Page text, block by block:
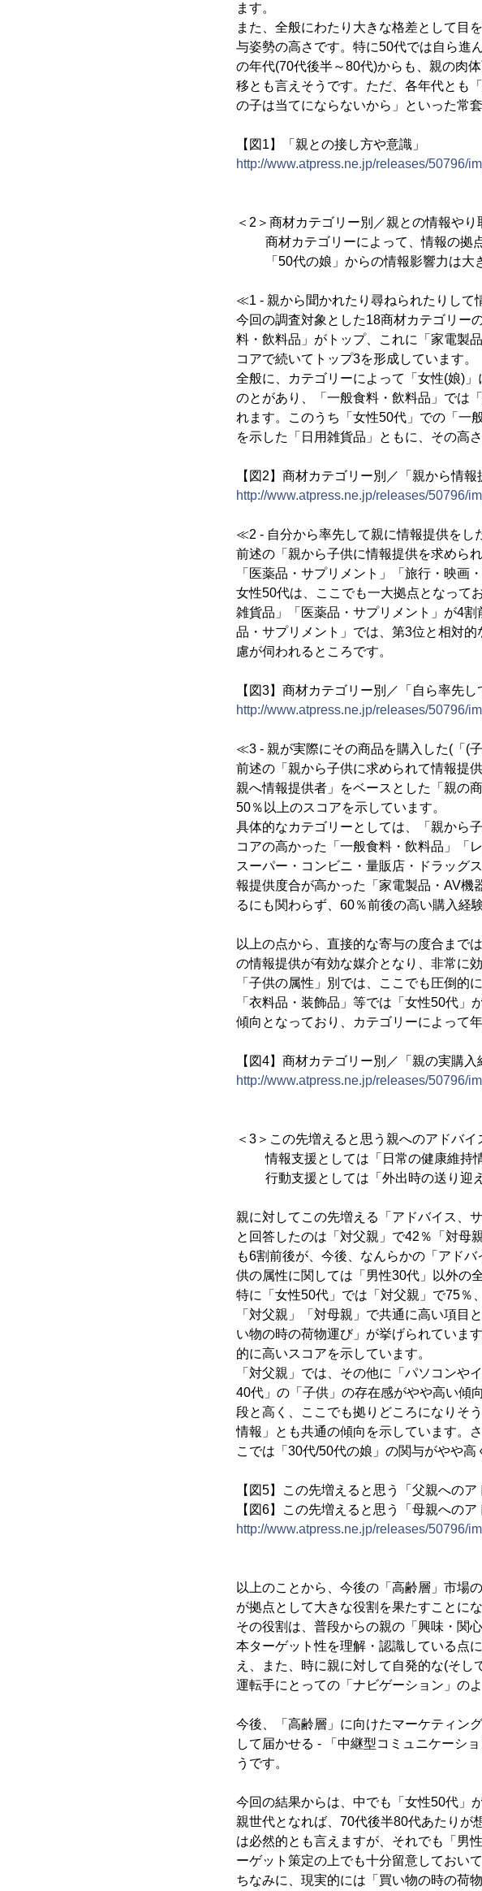
ます。
また、全般にわたり大きな格差として目
与姿勢の高さです。特に50代では自ら進
の年代(70代後半～80代)からも、親の肉
移とも言えそうです。ただ、各年代とも
の子は当てにならないから」といった常
【図1】「親との接し方や意識」
http://www.atpress.ne.jp/releases/50796/
＜2＞商材カテゴリー別／親との情報やり
商材カテゴリーによって、情報の拠
「50代の娘」からの情報影響力は大
≪1 - 親から聞かれたり尋ねられたりし
今回の調査対象とした18商材カテゴリー
料・飲料品」がトップ、これに「家電製
コアで続いてトップ3を形成しています。
全般に、カテゴリーによって「女性(娘)
のとがあり、「一般食料・飲料品」では
れます。このうち「女性50代」での「一
を示した「日用雑貨品」ともに、その高
【図2】商材カテゴリー別／「親から情報
http://www.atpress.ne.jp/releases/50796/
≪2 - 自分から率先して親に情報提供をし
前述の「親から子供に情報提供を求めら
「医薬品・サプリメント」「旅行・映画
女性50代は、ここでも一大拠点となって
雑貨品」「医薬品・サプリメント」が4
品・サプリメント」では、第3位と相対
慮が伺われるところです。
【図3】商材カテゴリー別／「自ら率先し
http://www.atpress.ne.jp/releases/50796/
≪3 - 親が実際にその商品を購入した(「(
前述の「親から子供に求められて情報提
親へ情報提供者」をベースとした「親の
50％以上のスコアを示しています。
具体的なカテゴリーとしては、「親から
コアの高かった「一般食料・飲料品」「
スーパー・コンビニ・量販店・ドラッグ
報提供度合が高かった「家電製品・AV機
るにも関わらず、60％前後の高い購入経
以上の点から、直接的な寄与の度合まで
の情報提供が有効な媒介となり、非常に
「子供の属性」別では、ここでも圧倒的
「衣料品・装飾品」等では「女性50代
傾向となっており、カテゴリーによって
【図4】商材カテゴリー別／「親の実購
http://www.atpress.ne.jp/releases/50796/
＜3＞この先増えると思う親へのアドバ
情報支援としては「日常の健康維持情
行動支援としては「外出時の送り迎
親に対してこの先増える「アドバイス、
と回答したのは「対父親」で42％「対母
も6割前後が、今後、なんらかの「アド
供の属性に関しては「男性30代」以外の
特に「女性50代」では「対父親」で75％
「対父親」「対母親」で共通に高い項目
い物の時の荷物運び」が挙げられていま
的に高いスコアを示しています。
「対父親」では、その他に「パソコンや
40代」の「子供」の存在感がやや高い傾
段と高く、ここでも拠りどころになりそ
情報」とも共通の傾向を示しています。
こでは「30代/50代の娘」の関与がやや高
【図5】この先増えると思う「父親への
【図6】この先増えると思う「母親への
http://www.atpress.ne.jp/releases/50796/
以上のことから、今後の「高齢層」市場
が拠点として大きな役割を果たすことに
その役割は、普段からの親の「興味・関
本ターゲット性を理解・認識している点
え、また、時に親に対して自発的な(そ
運転手にとっての「ナビゲーション」の
今後、「高齢層」に向けたマーケティン
して届かせる - 「中継型コミュニケーシ
うです。
今回の結果からは、中でも「女性50代」
親世代となれば、70代後半80代あたりが
は必然的とも言えますが、それでも「男
ーゲット策定の上でも十分留意しておい
ちなみに、現実的には「買い物の時の荷